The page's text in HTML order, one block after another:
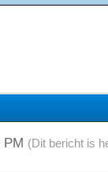
PM (Dit bericht is